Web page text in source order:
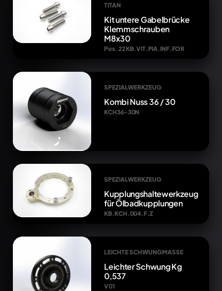
TITAN
Kit untere Gabelbrücke
Klemmschrauben
M8x30
Pos. 22 KB.VIT.PIA.INF.FOR
SPEZIALWERKZEUG
Kombi Nuss 36 / 30
KCH36-30N
SPEZIALWERKZEUG
Kupplungshaltewerkzeug
für Ölbadkupplungen
KB.KCH.004.F.Z
LEICHTE SCHWUNGMASSE
Leichter Schwung Kg
0,537
V01